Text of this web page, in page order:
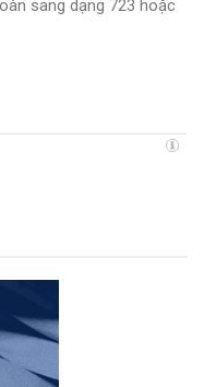
sang dạng 723 hoặc